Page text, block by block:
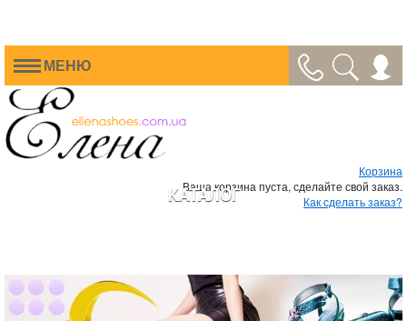
МЕНЮ
Корзина
Ваша корзина пуста, сделайте свой заказ.
Как сделать заказ?
КАТАЛОГ